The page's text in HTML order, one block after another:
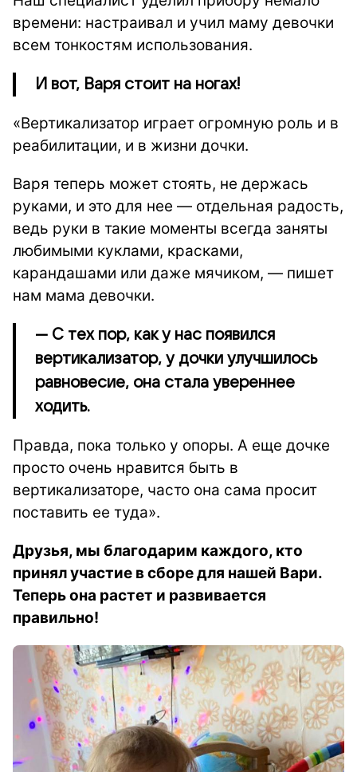
времени: настраивал и учил маму девочки
всем тонкостям использования.
И вот, Варя стоит на ногах!
«Вертикализатор играет огромную роль и в
реабилитации, и в жизни дочки.
Варя теперь может стоять, не держась
руками, и это для нее — отдельная радость,
ведь руки в такие моменты всегда заняты
любимыми куклами, красками,
карандашами или даже мячиком, — пишет
нам мама девочки.
— С тех пор, как у нас появился
вертикализатор, у дочки улучшилось
равновесие, она стала увереннее
ходить.
Правда, пока только у опоры. А еще дочке
просто очень нравится быть в
вертикализаторе, часто она сама просит
поставить ее туда».
Друзья, мы благодарим каждого, кто
принял участие в сборе для нашей Вари.
Теперь она растет и развивается
правильно!